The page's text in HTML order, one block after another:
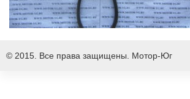
© 2015. Все права защищены. Мотор-Юг